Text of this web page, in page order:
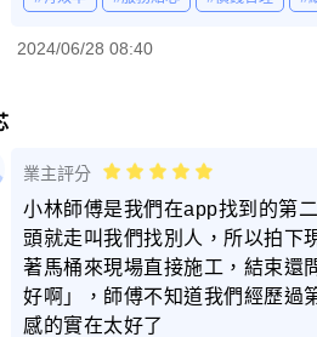
2024/06/28 08:40
業主評分
小林師傅是我們在app找到的第
頭就走叫我們找別人，所以拍下
著馬桶來現場直接施工，結束還
好啊」，師傅不知道我們經歷過
感的實在太好了